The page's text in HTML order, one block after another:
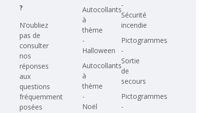
?
N’oubliez
pas de
consulter
nos
réponses
aux
questions
fréquemment
posées
Autocollants
à
thème
-
Halloween
Autocollants
à
thème
-
Noël
-
Sécurité
incendie
Pictogrammes
-
Sortie
de
secours
Pictogrammes
-